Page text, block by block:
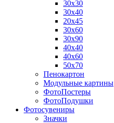
30х30
30х40
20х45
30х60
30х90
40х40
40х60
50х70
Пенокартон
Модульные картины
ФотоПостеры
ФотоПодушки
Фотоcувениры
Значки